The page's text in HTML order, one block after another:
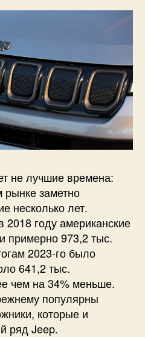
не лучшие времена:
заметно
несколько лет.
2018 году американские
примерно 973,2 тыс.
2023-го было
641,2 тыс.
чем на 34% меньше.
популярны
которые и
ряд Jeep.